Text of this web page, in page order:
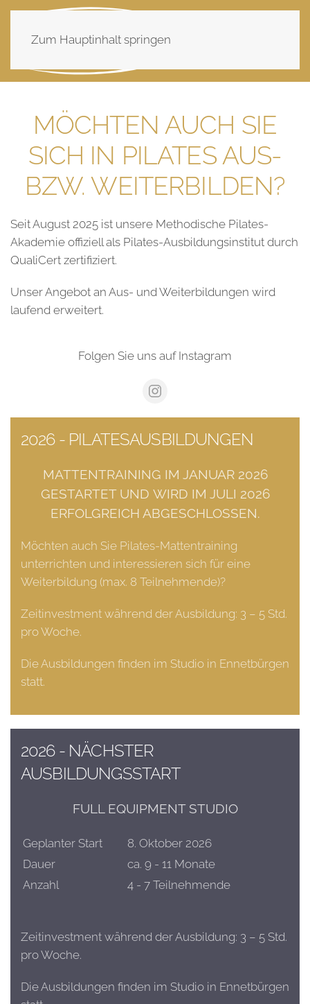
Zum Hauptinhalt springen
MÖCHTEN AUCH SIE
SICH IN PILATES AUS-
BZW. WEITERBILDEN?
Seit August 2025 ist unsere Methodische Pilates-
Akademie offiziell als Pilates-Ausbildungsinstitut durch
QualiCert zertifiziert.
Unser Angebot an Aus- und Weiterbildungen wird
laufend erweitert.
Folgen Sie uns auf Instagram
2026 - PILATESAUSBILDUNGEN
MATTENTRAINING IM JANUAR 2026
GESTARTET UND WIRD IM JULI 2026
ERFOLGREICH ABGESCHLOSSEN.
Möchten auch Sie Pilates-Mattentraining
unterrichten und interessieren sich für eine
Weiterbildung (max. 8 Teilnehmende)?
Zeitinvestment während der Ausbildung: 3 – 5 Std.
pro Woche.
Die Ausbildungen finden im Studio in Ennetbürgen
statt.
2026 - NÄCHSTER
AUSBILDUNGSSTART
FULL EQUIPMENT STUDIO
Geplanter Start
8. Oktober 2026
Dauer
ca. 9 - 11 Monate
Anzahl
4 - 7 Teilnehmende
Zeitinvestment während der Ausbildung: 3 – 5 Std.
pro Woche.
Die Ausbildungen finden im Studio in Ennetbürgen